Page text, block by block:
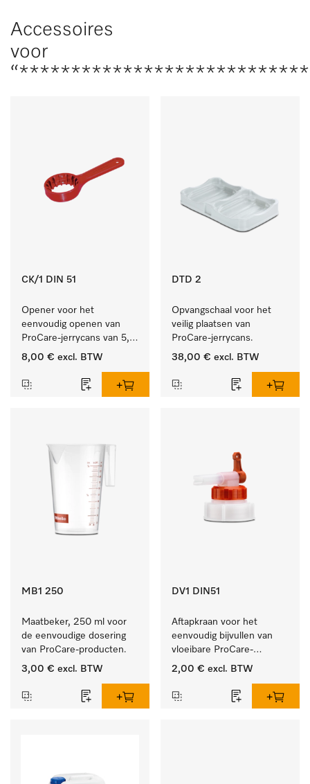
Accessoires
voor
CK/1 DIN 51
Opener voor het
eenvoudig openen van
ProCare-jerrycans van 5,
10 en 20 l.
8,00 € excl. BTW
DTD 2
Opvangschaal voor het
veilig plaatsen van
ProCare-jerrycans.
38,00 € excl. BTW
MB1 250
Maatbeker, 250 ml voor
de eenvoudige dosering
van ProCare-producten.
3,00 € excl. BTW
DV1 DIN51
Aftapkraan voor het
eenvoudig bijvullen van
vloeibare ProCare-
producten.
2,00 € excl. BTW